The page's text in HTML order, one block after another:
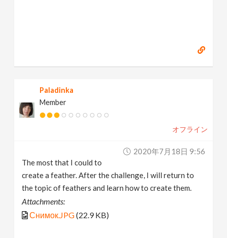
Paladinka
Member
オフライン
2020年7月18日 9:56
The most that I could to
create a feather. After the challenge, I will return to
the topic of feathers and learn how to create them.
Attachments:
Снимок.JPG(22.9 KB)